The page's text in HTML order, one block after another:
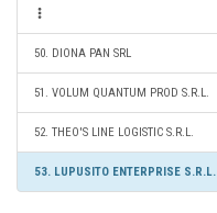
50. DIONA PAN SRL
51. VOLUM QUANTUM PROD S.R.L.
52. THEO'S LINE LOGISTIC S.R.L.
53. LUPUSITO ENTERPRISE S.R.L.